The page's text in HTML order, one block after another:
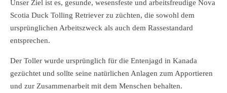
Unser Ziel ist es, gesunde, wesensfeste und arbeitsfreudige Nova
Scotia Duck Tolling Retriever zu züchten, die sowohl dem
ursprünglichen Arbeitszweck als auch dem Rassestandard
entsprechen.
Der Toller wurde ursprünglich für die Entenjagd in Kanada
gezüchtet und sollte seine natürlichen Anlagen zum Apportieren
und zur Zusammenarbeit mit dem Menschen behalten.